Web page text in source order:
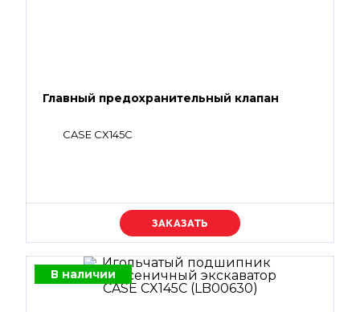
Главный предохранительный клапан
CASE CX145C
Уточняйте цену
В наличии